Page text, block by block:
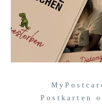
Postkarten